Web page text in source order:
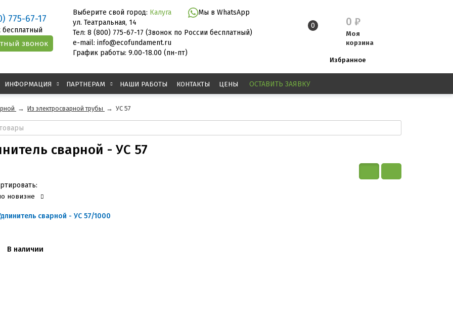
775-67-17
бесплатный
Выберите свой город: Калуга
Мы в WhatsApp
ул. Театральная, 14
Тел: 8 (800) 775-67-17 (Звонок по России бесплатный)
e-mail: info@ecofundament.ru
График работы: 9.00-18.00 (пн-пт)
0 0 ₽
Моя
корзина
Избранное
ИНФОРМАЦИЯ ПАРТНЕРАМ НАШИ РАБОТЫ КОНТАКТЫ ЦЕНЫ ОСТАВИТЬ ЗАЯВКУ
→ Из электросварной трубы → УС 57
сварной - УС 57
новизне
сварной - УС 57/1000
В наличии